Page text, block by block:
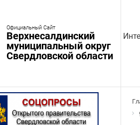
Официальный Сайт
Верхнесалдинский
муниципальный округ
Свердловской области